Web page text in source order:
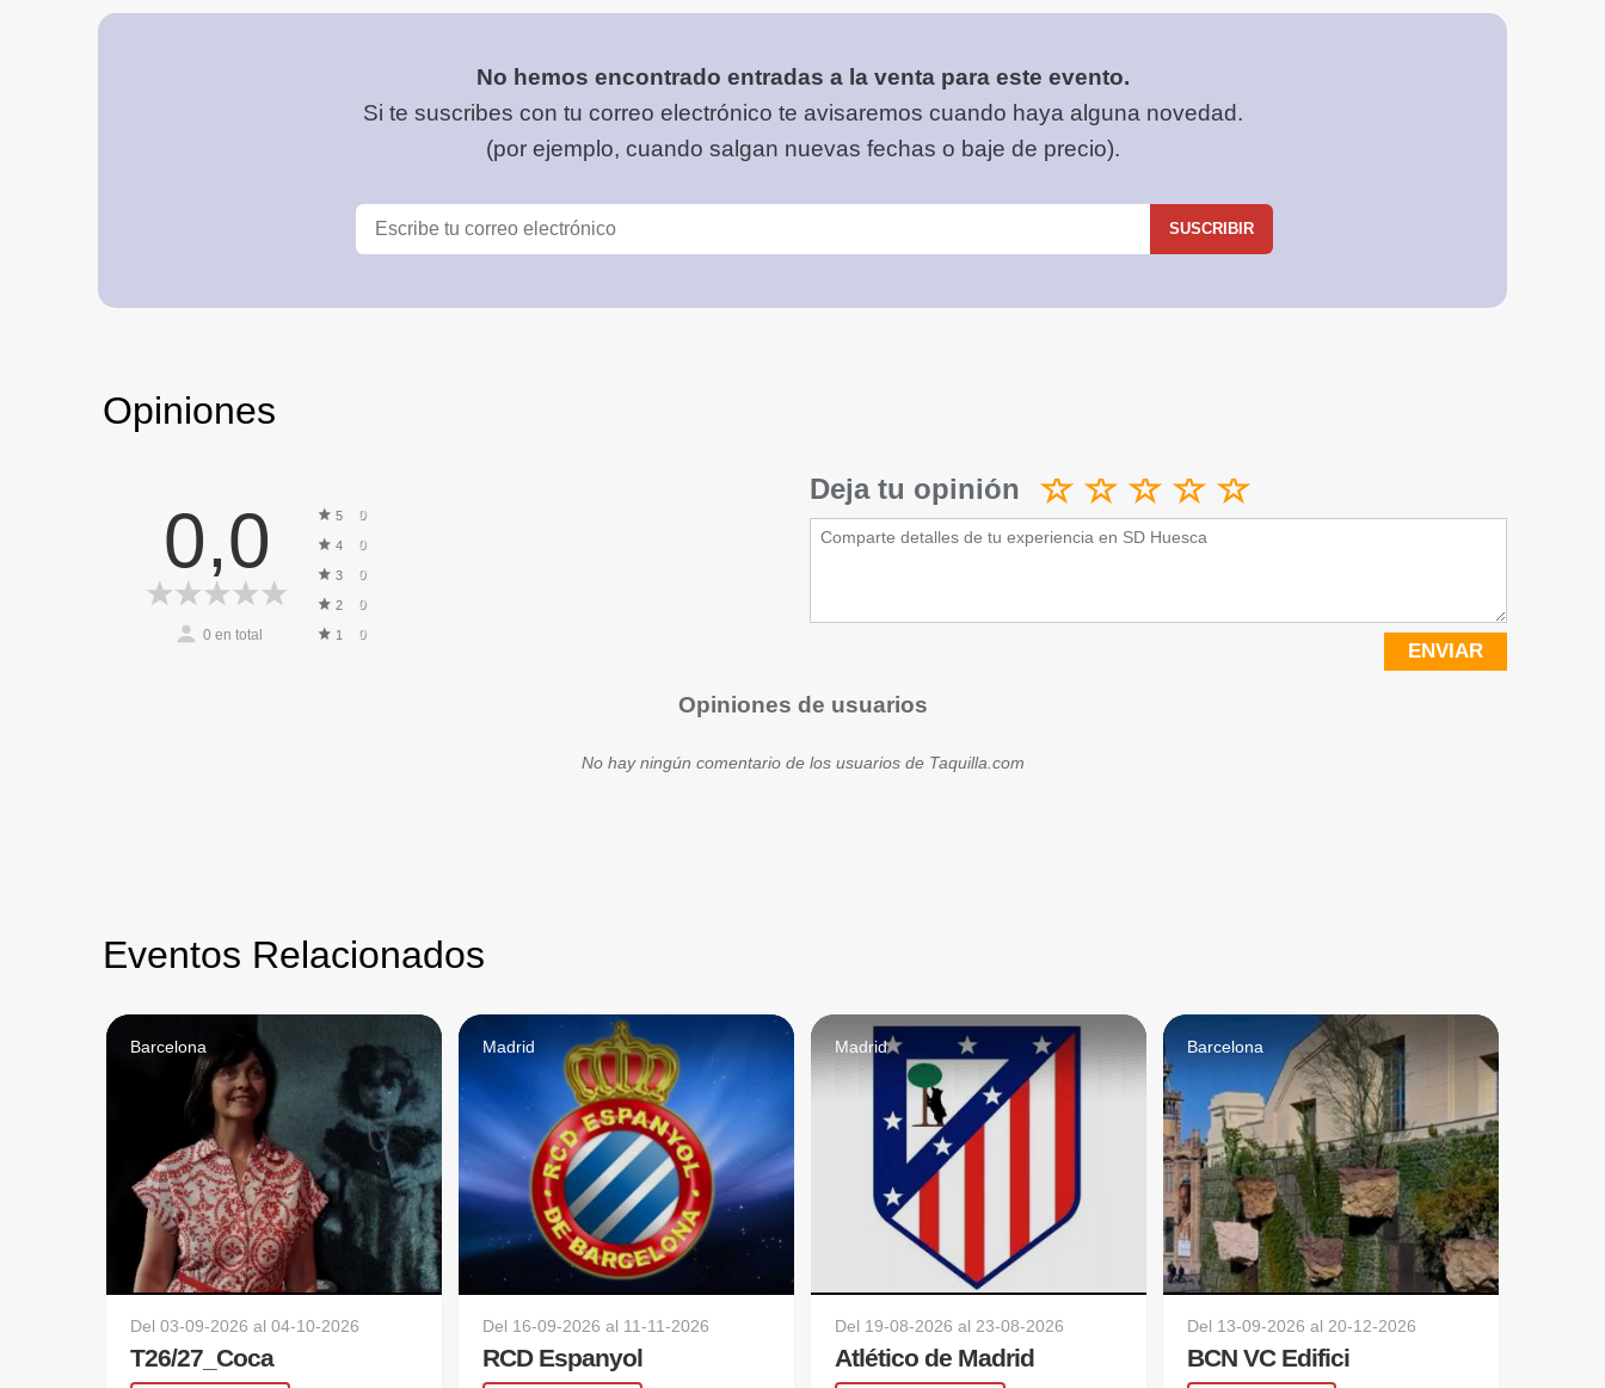
No hemos encontrado entradas a la venta para este evento.
Si te suscribes con tu correo electrónico te avisaremos cuando haya alguna novedad.
(por ejemplo, cuando salgan nuevas fechas o baje de precio).
SUSCRIBIR
Opiniones
0,0
0 en total
5 0
4 0
3 0
2 0
1 0
Deja tu opinión
ENVIAR
Opiniones de usuarios
No hay ningún comentario de los usuarios de Taquilla.com
Eventos Relacionados
Barcelona
Del03-09-2026 al04-10-2026
T26/27_Coca
Madrid
Del 16-09-2026 al 11-11-2026
RCD Espanyol
Madrid
Del 19-08-2026 al 23-08-2026
Atlético de Madrid
Barcelona
Del 13-09-2026 al 20-12-2026
BCN VC Edifici